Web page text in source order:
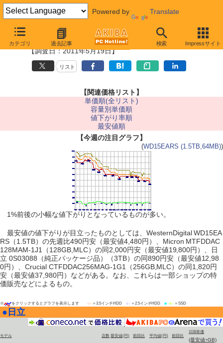
Powered by Translate
カテゴリ 過去記事 検索 Impressサイト
■HDD/SSD最安値情報
【調査日：2011年5月19日】
リスト
【関連価格リスト】
単価順(全リスト)
容量別単価順
値下がり率順
最安値順
【今週の注目グラフ】
(WD15EARS (1.5TB,64MB))
1%前後の小幅な値下がりとなっているものが多い。
最安値の値下がりが目立ったものとしては、WesternDigital WD15EA
RS（1.5TB）の先週比490円安（最安値4,480円）、Micron MTFDDAC
128MAM-1J1（128GB,MLC）の同2,000円安（最安値19,800円）、日
立 0S03088（純正パッケージ品）（3TB）の同890円安（最安値12,98
0円）、Crucial CTFDDAC256MAG-1G1（256GB,MLC）の同1,820円
安（最安値37,980円）などがある。なお、これらは一部ショップの特
価販売などによるもの。
※ をクリックするとグラフを表示します ■■ ＝3.5インチHDD ■ ＝2.5インチHDD■■■■ ＝SSD
● 日立
モデル 店数 最安値(円) 前回比 平均値(円) 前回比
1GB単価
(最安値÷GB)